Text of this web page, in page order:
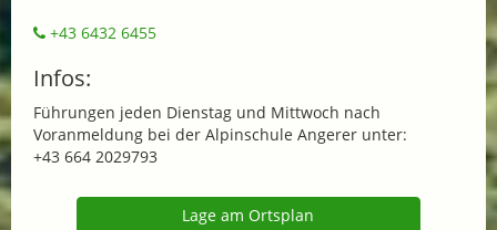
+43 6432 6455
Infos:
Führungen jeden Dienstag und Mittwoch nach
Voranmeldung bei der Alpinschule Angerer unter:
+43 664 2029793
Lage am Ortsplan